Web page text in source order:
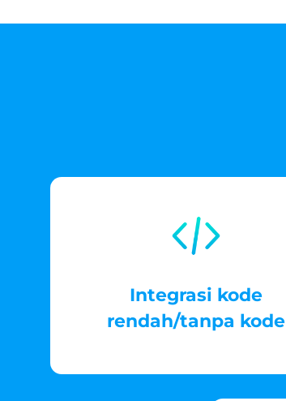
Integrasi kode
rendah/tanpa kode